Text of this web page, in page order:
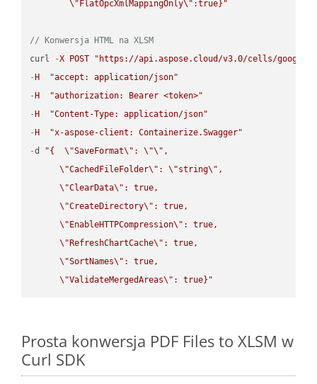
\" FlatOpcXmlMappingOnly\" :true}"
// Konwersja HTML na XLSM
curl
-X POST
"https://api.aspose.cloud/v3.0/cells/
- H
"accept: application/json"
- H
"authorization: Bearer <token>"
- H
"Content-Type: application/json"
- H
"x-aspose-client: Containerize.Swagger"
-d "{ \"SaveFormat\" : \"\" ,
\"CachedFileFolder\" : \"string\" ,
\"ClearData\" : true,
\"CreateDirectory\" : true,
\" EnableHTTPCompression\" : true,
\" RefreshChartCache\" : true,
\"SortNames\" : true,
\"ValidateMergedAreas\" : true}"
Prosta konwersja PDF Files to XLSM w
Curl SDK